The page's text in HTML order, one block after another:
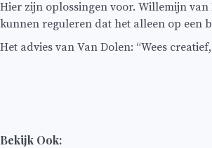
Hier zijn oplossingen voor. Willemijn
kunnen reguleren dat het alleen op een
Het advies van Van Dolen: “Wees
Bekijk Ook: